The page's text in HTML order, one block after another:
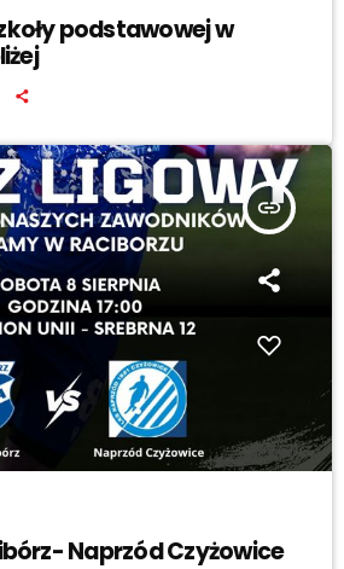
podstawowej w
insert_link
Naprzód Czyżowice